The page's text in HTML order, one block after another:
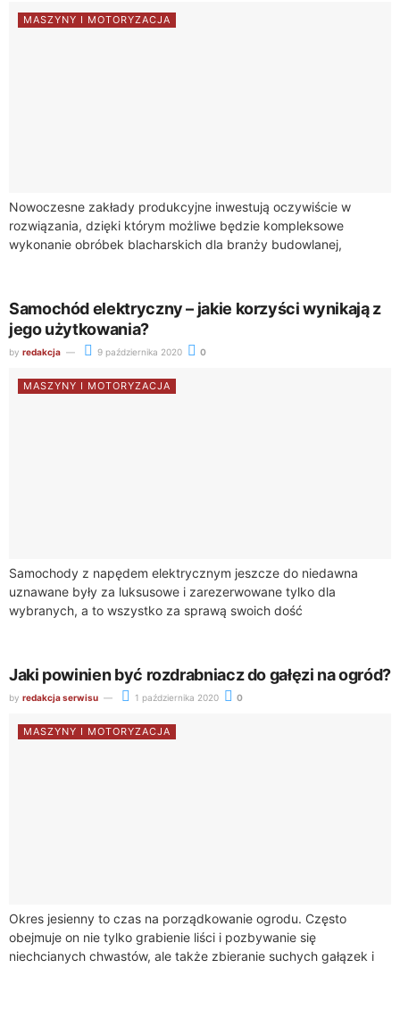
MASZYNY I MOTORYZACJA
Nowoczesne zakłady produkcyjne inwestują oczywiście w
rozwiązania, dzięki którym możliwe będzie kompleksowe
wykonanie obróbek blacharskich dla branży budowlanej,
Samochód elektryczny – jakie korzyści wynikają z
jego użytkowania?
by redakcja 9 października 2020 0
MASZYNY I MOTORYZACJA
Samochody z napędem elektrycznym jeszcze do niedawna
uznawane były za luksusowe i zarezerwowane tylko dla
wybranych, a to wszystko za sprawą swoich dość
Jaki powinien być rozdrabniacz do gałęzi na ogród?
by redakcja serwisu 1 października 2020 0
MASZYNY I MOTORYZACJA
Okres jesienny to czas na porządkowanie ogrodu. Często
obejmuje on nie tylko grabienie liści i pozbywanie się
niechcianych chwastów, ale także zbieranie suchych gałązek i